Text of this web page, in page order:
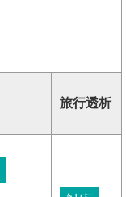
旅行透析